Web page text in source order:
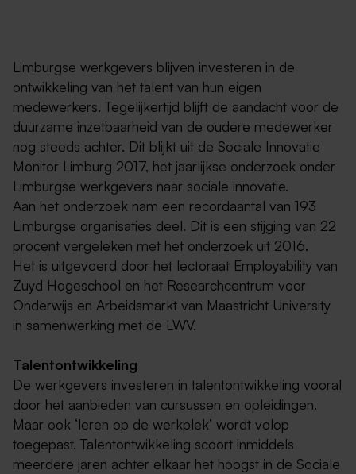
Limburgse werkgevers blijven investeren in de
ontwikkeling van het talent van hun eigen
medewerkers. Tegelijkertijd blijft de aandacht voor de
duurzame inzetbaarheid van de oudere medewerker
nog steeds achter. Dit blijkt uit de Sociale Innovatie
Monitor Limburg 2017, het jaarlijkse onderzoek onder
Limburgse werkgevers naar sociale innovatie.
Aan het onderzoek nam een recordaantal van 193
Limburgse organisaties deel. Dit is een stijging van 22
procent vergeleken met het onderzoek uit 2016.
Het is uitgevoerd door het lectoraat Employability van
Zuyd Hogeschool en het Researchcentrum voor
Onderwijs en Arbeidsmarkt van Maastricht University
in samenwerking met de LWV.
Talentontwikkeling
De werkgevers investeren in talentontwikkeling vooral
door het aanbieden van cursussen en opleidingen.
Maar ook ‘leren op de werkplek’ wordt volop
toegepast. Talentontwikkeling scoort inmiddels
meerdere jaren achter elkaar het hoogst in de Sociale